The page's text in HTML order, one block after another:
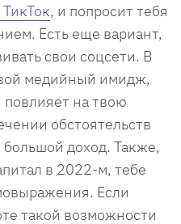
, и попросит тебя
Есть еще вариант,
свои соцсети. В
медийный имидж,
на твою
обстоятельств
доход. Также,
в 2022-м, тебе
Если
такой возможности